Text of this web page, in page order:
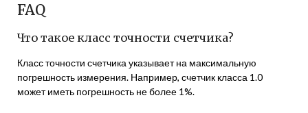
FAQ
Что такое класс точности счетчика?
Класс точности счетчика указывает на максимальную
погрешность измерения. Например, счетчик класса 1.0
может иметь погрешность не более 1%.